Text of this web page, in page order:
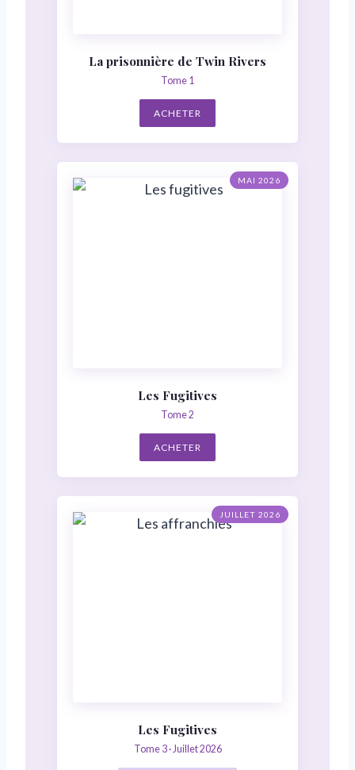
La prisonnière de Twin Rivers
Tome 1
ACHETER
MAI 2026
Les Fugitives
Tome 2
ACHETER
JUILLET 2026
Les Fugitives
Tome 3 · Juillet 2026